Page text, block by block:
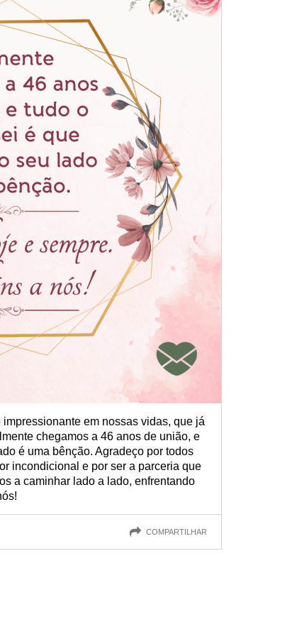
em nossas vidas, que já
chegamos a 46 anos de união, e
é uma bênção. Agradeço por todos
incondicional e por ser a parceria que
a caminhar lado a lado, enfrentando
COMPARTILHAR